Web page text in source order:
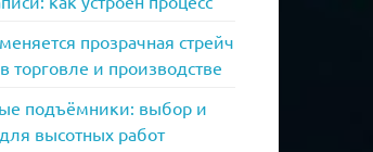
прозрачная стрейч
торговле и производстве
подъёмники: выбор и
высотных работ